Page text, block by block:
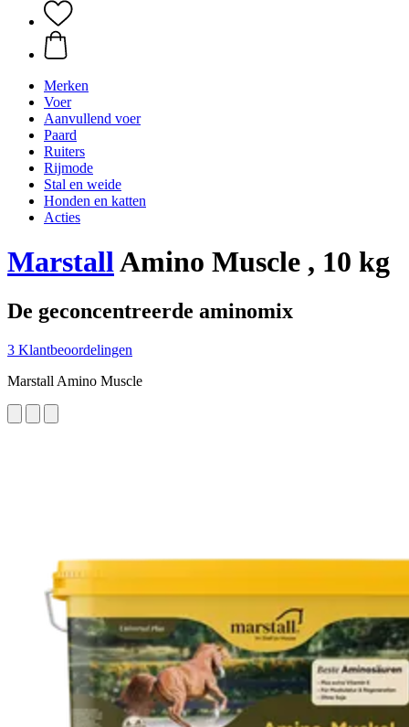
Merken
Voer
Aanvullend voer
Paard
Ruiters
Rijmode
Stal en weide
Honden en katten
Acties
MarstallAmino Muscle , 10 kg
De geconcentreerde aminomix
3 Klantbeoordelingen
Marstall Amino Muscle